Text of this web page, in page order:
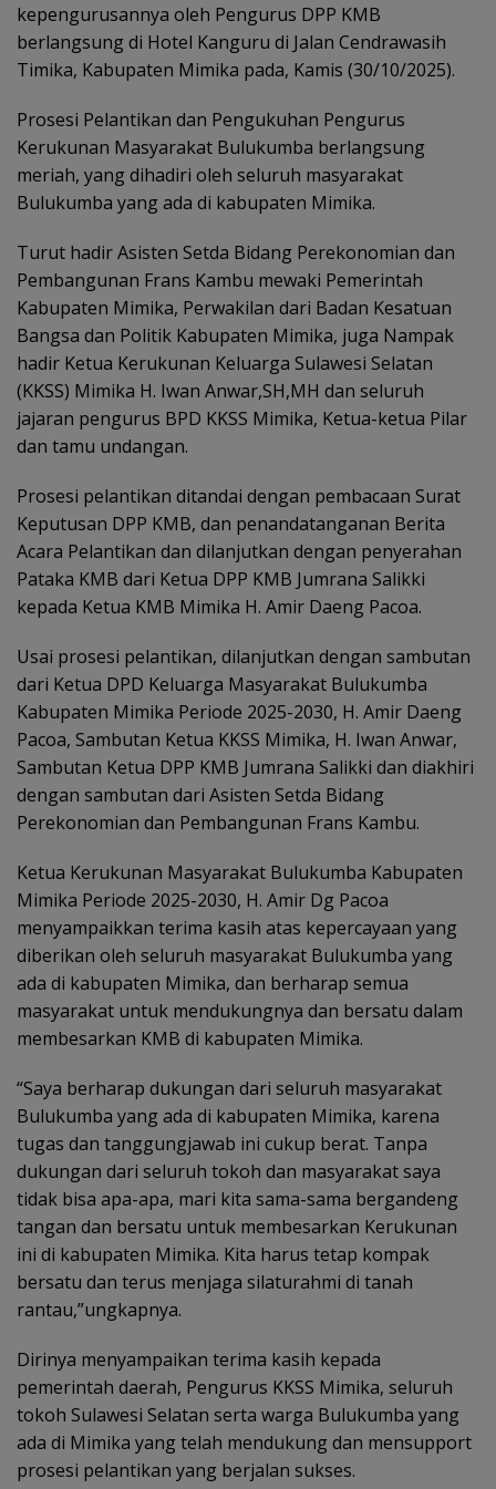
kepengurusannya oleh Pengurus DPP KMB
berlangsung di Hotel Kanguru di Jalan Cendrawasih
Timika, Kabupaten Mimika pada, Kamis (30/10/2025).
Prosesi Pelantikan dan Pengukuhan Pengurus
Kerukunan Masyarakat Bulukumba berlangsung
meriah, yang dihadiri oleh seluruh masyarakat
Bulukumba yang ada di kabupaten Mimika.
Turut hadir Asisten Setda Bidang Perekonomian dan
Pembangunan Frans Kambu mewaki Pemerintah
Kabupaten Mimika, Perwakilan dari Badan Kesatuan
Bangsa dan Politik Kabupaten Mimika, juga Nampak
hadir Ketua Kerukunan Keluarga Sulawesi Selatan
(KKSS) Mimika H. Iwan Anwar,SH,MH dan seluruh
jajaran pengurus BPD KKSS Mimika, Ketua-ketua Pilar
dan tamu undangan.
Prosesi pelantikan ditandai dengan pembacaan Surat
Keputusan DPP KMB, dan penandatanganan Berita
Acara Pelantikan dan dilanjutkan dengan penyerahan
Pataka KMB dari Ketua DPP KMB Jumrana Salikki
kepada Ketua KMB Mimika H. Amir Daeng Pacoa.
Usai prosesi pelantikan, dilanjutkan dengan sambutan
dari Ketua DPD Keluarga Masyarakat Bulukumba
Kabupaten Mimika Periode 2025-2030, H. Amir Daeng
Pacoa, Sambutan Ketua KKSS Mimika, H. Iwan Anwar,
Sambutan Ketua DPP KMB Jumrana Salikki dan diakhiri
dengan sambutan dari Asisten Setda Bidang
Perekonomian dan Pembangunan Frans Kambu.
Ketua Kerukunan Masyarakat Bulukumba Kabupaten
Mimika Periode 2025-2030, H. Amir Dg Pacoa
menyampaikkan terima kasih atas kepercayaan yang
diberikan oleh seluruh masyarakat Bulukumba yang
ada di kabupaten Mimika, dan berharap semua
masyarakat untuk mendukungnya dan bersatu dalam
membesarkan KMB di kabupaten Mimika.
“Saya berharap dukungan dari seluruh masyarakat
Bulukumba yang ada di kabupaten Mimika, karena
tugas dan tanggungjawab ini cukup berat. Tanpa
dukungan dari seluruh tokoh dan masyarakat saya
tidak bisa apa-apa, mari kita sama-sama bergandeng
tangan dan bersatu untuk membesarkan Kerukunan
ini di kabupaten Mimika. Kita harus tetap kompak
bersatu dan terus menjaga silaturahmi di tanah
rantau,”ungkapnya.
Dirinya menyampaikan terima kasih kepada
pemerintah daerah, Pengurus KKSS Mimika, seluruh
tokoh Sulawesi Selatan serta warga Bulukumba yang
ada di Mimika yang telah mendukung dan mensupport
prosesi pelantikan yang berjalan sukses.